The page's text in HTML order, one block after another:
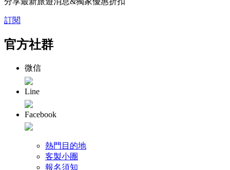
訂閱
官方社群
微信
Line
Facebook
熱門目的地
客製小團
報名須知